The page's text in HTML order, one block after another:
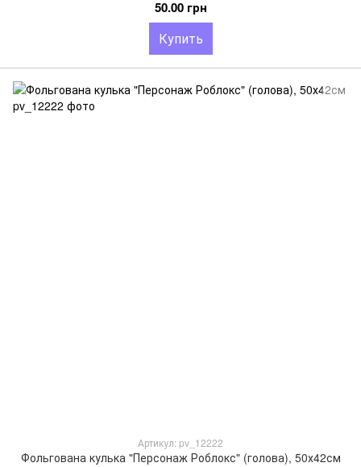
50.00 грн
Купить
Артикул: pv_12222
Фольгована кулька "Персонаж Роблокс" (голова), 50х42см